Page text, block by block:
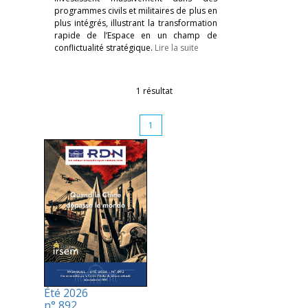
programmes civils et militaires de plus en
plus intégrés, illustrant la transformation
rapide de l’Espace en un champ de
conflictualité stratégique. Lire la suite
1 résultat
1
Été 2026